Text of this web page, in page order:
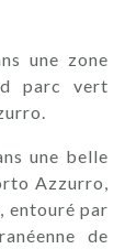
une zone
parc vert
une belle
Azzurro,
entouré par
de